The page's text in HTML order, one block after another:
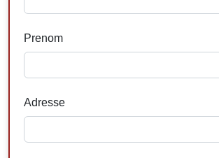
Prenom
Adresse